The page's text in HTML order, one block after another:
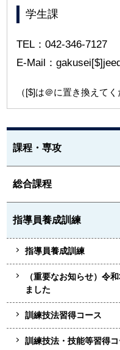
学生課
TEL：042-346-7127
E-Mail：
（[$]は＠に置き換えてく
課程・専攻
総合課程
指導員養成訓練
指導員養成訓練
（重要なお知らせ）令
ました
訓練技法習得コース
訓練技法・技能等習得